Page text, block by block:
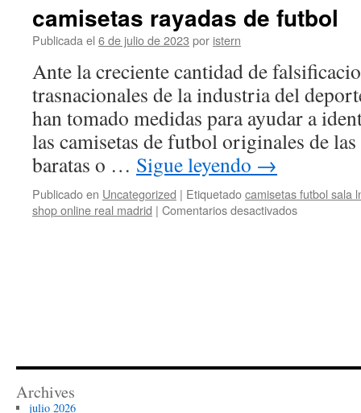
camisetas rayadas de futbol
Publicada el 6 de julio de 2023 por istern
Ante la creciente cantidad de
trasnacionales de la industria del
han tomado medidas para ayudar a
las camisetas de futbol originales de
baratas o … Sigue leyendo →
Publicado en Uncategorized | Etiquetadocamisetas futbol sala
shop online real madrid | Comentarios desactivadosen
Archives
julio 2026